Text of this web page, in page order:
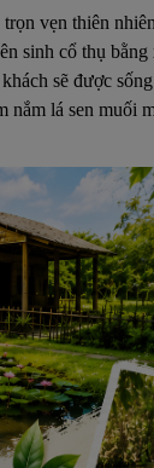
trọn vẹn thiên
sinh cổ thụ bằng
sẽ được
lá sen muối